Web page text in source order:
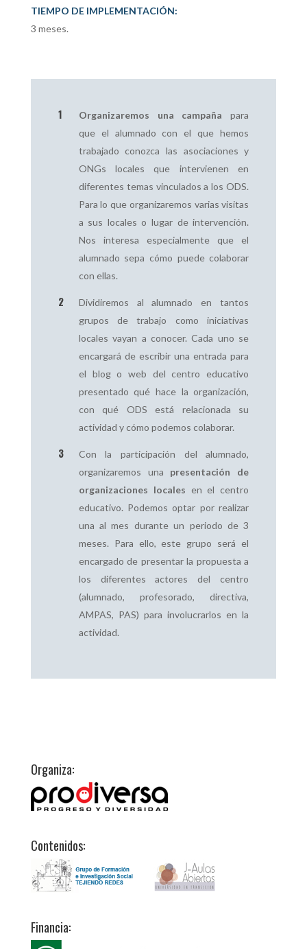
TIEMPO DE IMPLEMENTACIÓN:
3 meses.
Organizaremos una campaña para
que el alumnado con el que hemos
trabajado conozca las asociaciones y
ONGs locales que intervienen en
diferentes temas vinculados a los ODS.
Para lo que organizaremos varias visitas
a sus locales o lugar de intervención.
Nos interesa especialmente que el
alumnado sepa cómo puede colaborar
con ellas.
Dividiremos al alumnado en tantos
grupos de trabajo como iniciativas
locales vayan a conocer. Cada uno se
encargará de escribir una entrada para
el blog o web del centro educativo
presentado qué hace la organización,
con qué ODS está relacionada su
actividad y cómo podemos colaborar.
Con la participación del alumnado,
organizaremos una presentación de
organizaciones locales en el centro
educativo. Podemos optar por realizar
una al mes durante un periodo de 3
meses. Para ello, este grupo será el
encargado de presentar la propuesta a
los diferentes actores del centro
(alumnado, profesorado, directiva,
AMPAS, PAS) para involucrarlos en la
actividad.
Organiza:
Contenidos:
Financia: